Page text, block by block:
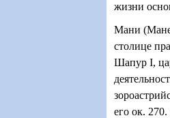
жизни
Мани
столице
Шапур I,
его ок.